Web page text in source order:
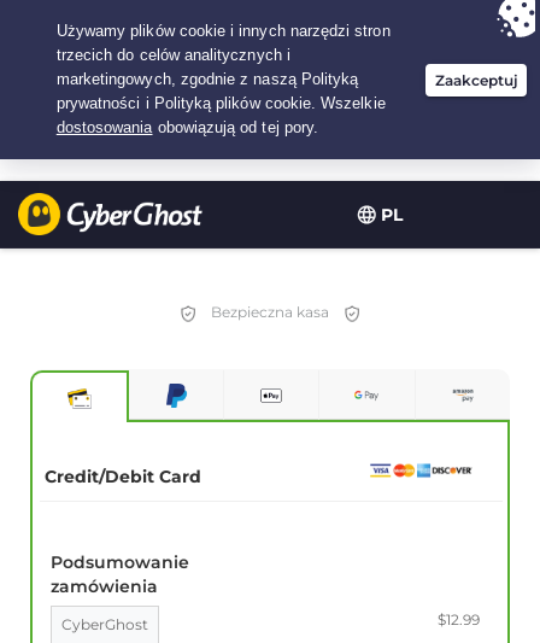
PL
Twój wybór:Najlepsza umowana3.3333333333333-lat w$
/miesiąc
Bezpieczna kasa
Credit/Debit Card
Podsumowanie
zamówienia
CyberGhost
$12.99